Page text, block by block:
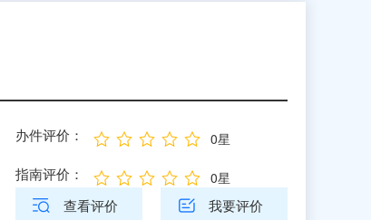
办件评价： 0星
指南评价： 0星
查看评价 我要评价